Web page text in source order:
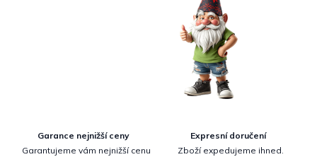
Garance nejnižší ceny
Garantujeme vám nejnižší cenu
Expresní doručení
Zboží expedujeme ihned.